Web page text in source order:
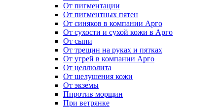
От пигментации
От пигментных пятен
От синяков в компании Арго
От сухости и сухой кожи в Арго
От сыпи
От трещин на руках и пятках
От угрей в компании Арго
От целлюлита
От шелушения кожи
От экземы
Ппротив морщин
При ветрянке